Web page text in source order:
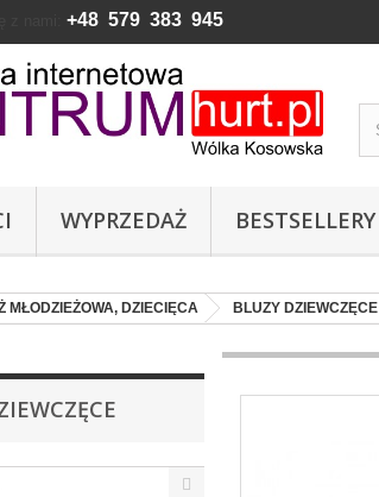
+48 579 383 945
WYPRZEDAŻ BESTSELLERY
MŁODZIEŻOWA, DZIECIĘCA BLUZY DZIEWCZĘCE